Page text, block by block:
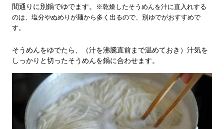
間通りに別鍋でゆでます。
※乾燥したそうめんを汁に直入れする
のは、塩分やぬめりが麺から多く出るので、別ゆでがおすすめで
す。
そうめんをゆでたら、（汁を沸騰直前まで温めておき）汁気を
しっかりと切ったそうめんを鍋に合わせます。